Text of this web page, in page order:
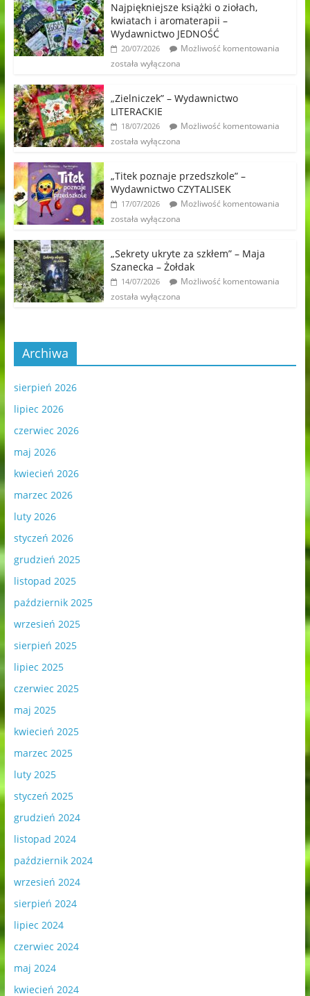
Najpiękniejsze książki o ziołach,
kwiatach i aromaterapii –
Wydawnictwo JEDNOŚĆ
20/07/2026
Możliwość komentowania
została wyłączona
„Zielniczek” – Wydawnictwo
LITERACKIE
18/07/2026
Możliwość komentowania
została wyłączona
„Titek poznaje przedszkole” –
Wydawnictwo CZYTALISEK
17/07/2026
Możliwość komentowania
została wyłączona
„Sekrety ukryte za szkłem” – Maja
Szanecka – Żołdak
14/07/2026
Możliwość komentowania
została wyłączona
Archiwa
sierpień 2026
lipiec 2026
czerwiec 2026
maj 2026
kwiecień 2026
marzec 2026
luty 2026
styczeń 2026
grudzień 2025
listopad 2025
październik 2025
wrzesień 2025
sierpień 2025
lipiec 2025
czerwiec 2025
maj 2025
kwiecień 2025
marzec 2025
luty 2025
styczeń 2025
grudzień 2024
listopad 2024
październik 2024
wrzesień 2024
sierpień 2024
lipiec 2024
czerwiec 2024
maj 2024
kwiecień 2024